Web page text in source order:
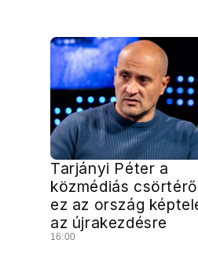
Tarjányi Péter a
közmédiás
ez az ország
az újrakezdésre
16:00